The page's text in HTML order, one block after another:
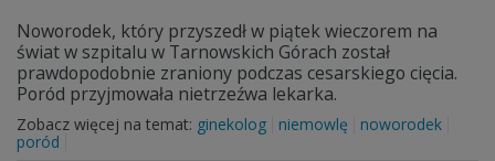
Noworodek, który przyszedł w piątek wieczorem na
świat w szpitalu w Tarnowskich Górach został
prawdopodobnie zraniony podczas cesarskiego cięcia.
Poród przyjmowała nietrzeźwa lekarka.
Zobacz więcej na temat: ginekolog niemowlę
noworodek
poród